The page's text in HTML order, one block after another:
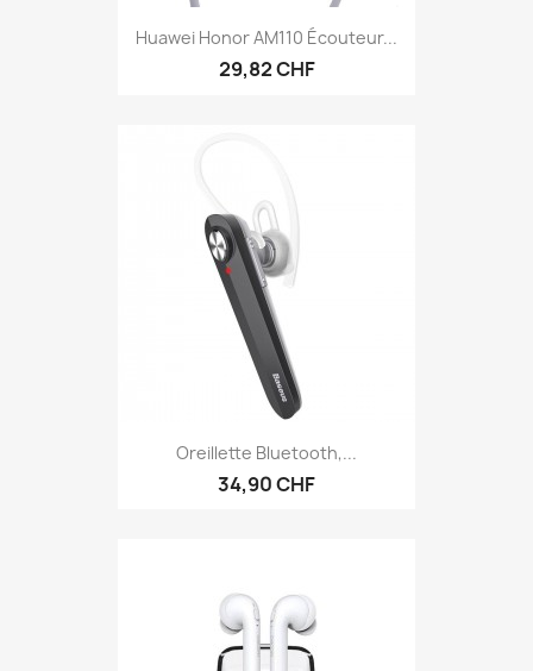
Huawei Honor AM110 Écouteur...
29,82 CHF
Oreillette Bluetooth,...
34,90 CHF